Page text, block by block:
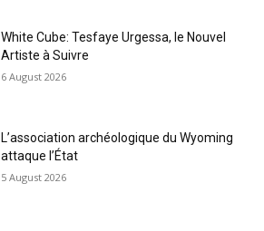
White Cube: Tesfaye Urgessa, le Nouvel
Artiste à Suivre
6 August 2026
L’association archéologique du Wyoming
attaque l’État
5 August 2026